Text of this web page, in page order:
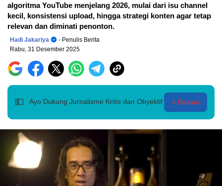
algoritma YouTube menjelang 2026, mulai dari isu channel
kecil, konsistensi upload, hingga strategi konten agar tetap
relevan dan diminati penonton.
Hadi Jakariya
- Penulis Berita
Rabu, 31 Desember 2025
💵 Ayo Dukung Jurnalisme Kritis dan Obyektif + Donasi